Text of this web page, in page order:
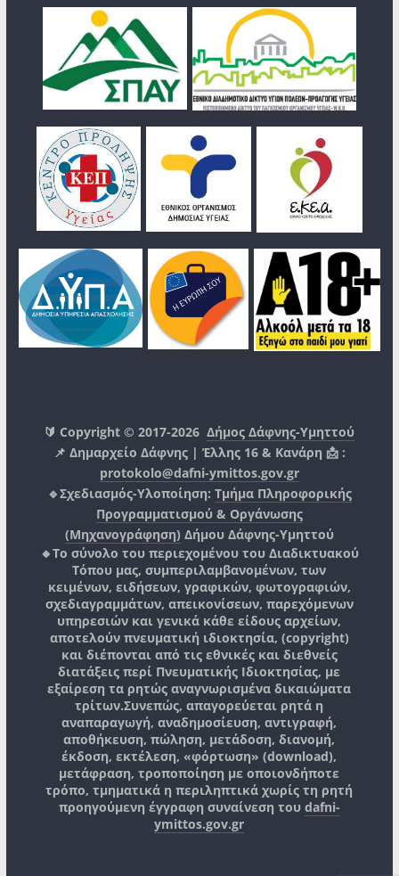
🔰 Copyright © 2017-2026Δήμος Δάφνης-Υμηττού
📌 Δημαρχείο Δάφνης | Έλλης 16 & Κανάρη 📩 :
protokolo@dafni-ymittos.gov.gr
🔹Σχεδιασμός-Υλοποίηση: Τμήμα Πληροφορικής
Προγραμματισμού & Οργάνωσης
(Μηχανογράφηση) Δήμου Δάφνης-Υμηττού
🔸Το σύνολο του περιεχομένου του Διαδικτυακού
Τόπου μας, συμπεριλαμβανομένων, των
κειμένων, ειδήσεων, γραφικών, φωτογραφιών,
σχεδιαγραμμάτων, απεικονίσεων, παρεχόμενων
υπηρεσιών και γενικά κάθε είδους αρχείων,
αποτελούν πνευματική ιδιοκτησία, (copyright)
και διέπονται από τις εθνικές και διεθνείς
διατάξεις περί Πνευματικής Ιδιοκτησίας, με
εξαίρεση τα ρητώς αναγνωρισμένα δικαιώματα
τρίτων.Συνεπώς, απαγορεύεται ρητά η
αναπαραγωγή, αναδημοσίευση, αντιγραφή,
αποθήκευση, πώληση, μετάδοση, διανομή,
έκδοση, εκτέλεση, «φόρτωση» (download),
μετάφραση, τροποποίηση με οποιονδήποτε
τρόπο, τμηματικά η περιληπτικά χωρίς τη ρητή
προηγούμενη έγγραφη συναίνεση του dafni-
ymittos.gov.gr